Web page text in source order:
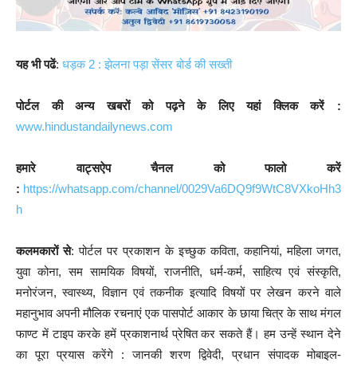
यह भी पढें: धड़क 2 : झेलना पड़ा सेंसर बोर्ड की सख्ती
पोर्टल की अन्य खबरों को पढ़ने के लिए यहां क्लिक करें :
www.hindustandailynews.com
हमारे वाट्सऐप चैनल को फालो करें
: https://whatsapp.com/channel/0029Va6DQ9f9WtC8VXkoHh3
h
कलमकारों से: पोर्टल पर प्रकाशन के इच्छुक कविता, कहानियां, महिला जगत,
युवा कोना, सम सामयिक विषयों, राजनीति, धर्म-कर्म, साहित्य एवं संस्कृति,
मनोरंजन, स्वास्थ्य, विज्ञान एवं तकनीक इत्यादि विषयों पर लेखन करने वाले
महानुभाव अपनी मौलिक रचनाएं एक पासपोर्ट आकार के छाया चित्र के साथ मंगल
फाण्ट में टाइप करके हमें प्रकाशनार्थ प्रेषित कर सकते हैं। हम उन्हें स्थान देने
का पूरा प्रयास करेंगे : जानकी शरण द्विवेदी, प्रधान संपादक मोबाइल-